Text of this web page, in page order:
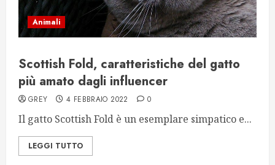
Animali
Scottish Fold, caratteristiche del gatto
più amato dagli influencer
GREY 4 FEBBRAIO 2022 0
Il gatto Scottish Fold è un esemplare simpatico e...
LEGGI TUTTO